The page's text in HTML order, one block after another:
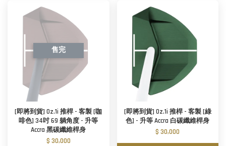
售完
[即將到貨] Oz.1i 推桿 - 客製 [咖
啡色] 34吋 69 躺角度 - 升等
Accra 黑碳纖維桿身
$ 30,000
[即將到貨] Oz.1i 推桿 - 客製 [綠
色] - 升等 Accra 白碳纖維桿身
$ 30,000